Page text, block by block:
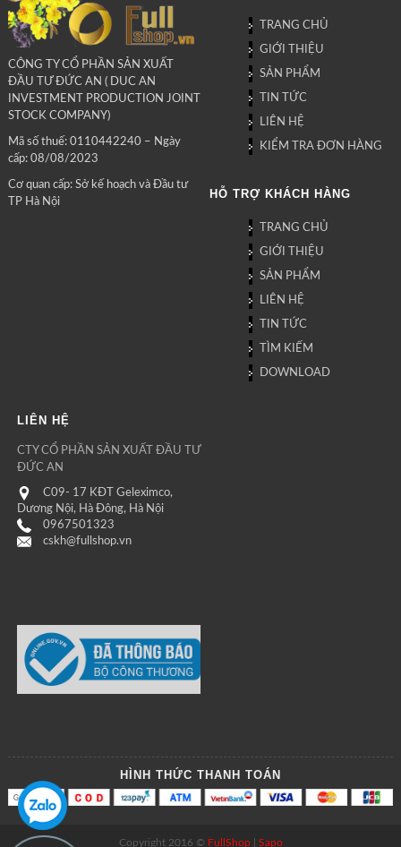
CÔNG TY CỔ PHẦN SẢN XUẤT
ĐẦU TƯ ĐỨC AN ( DUC AN
INVESTMENT PRODUCTION JOINT
STOCK COMPANY)
Mã số thuế: 0110442240 – Ngày
cấp: 08/08/2023
Cơ quan cấp: Sở kế hoạch và Đầu tư
TP Hà Nội
TRANG CHỦ
GIỚI THIỆU
SẢN PHẨM
TIN TỨC
LIÊN HỆ
KIỂM TRA ĐƠN HÀNG
HỖ TRỢ KHÁCH HÀNG
TRANG CHỦ
GIỚI THIỆU
SẢN PHẨM
LIÊN HỆ
TIN TỨC
TÌM KIẾM
DOWNLOAD
LIÊN HỆ
CTY CỔ PHẦN SẢN XUẤT ĐẦU TƯ
ĐỨC AN
C09- 17 KĐT Geleximco,
Dương Nội, Hà Đông, Hà Nội
0967501323
cskh@fullshop.vn
HÌNH THỨC THANH TOÁN
Copyright 2016 © FullShop| Sapo